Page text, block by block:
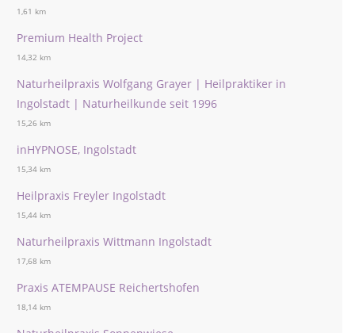
1,61 km
Premium Health Project
14,32 km
Naturheilpraxis Wolfgang Grayer | Heilpraktiker in
Ingolstadt | Naturheilkunde seit 1996
15,26 km
inHYPNOSE, Ingolstadt
15,34 km
Heilpraxis Freyler Ingolstadt
15,44 km
Naturheilpraxis Wittmann Ingolstadt
17,68 km
Praxis ATEMPAUSE Reichertshofen
18,14 km